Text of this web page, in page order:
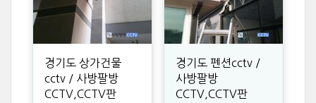
경기도 상가건물
cctv / 사방팔방
CCTV,CCTV판
경기도 펜션cctv /
사방팔방
CCTV,CCTV판